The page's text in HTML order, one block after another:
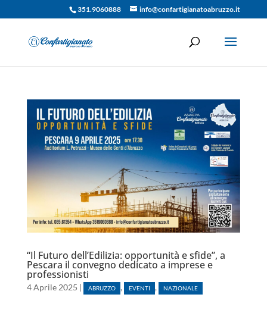
351.9060888 info@confartigianatoabruzzo.it
“Il Futuro dell’Edilizia: opportunità e sfide”, a
Pescara il convegno dedicato a imprese e
professionisti
4 Aprile 2025 | ABRUZZO , EVENTI , NAZIONALE